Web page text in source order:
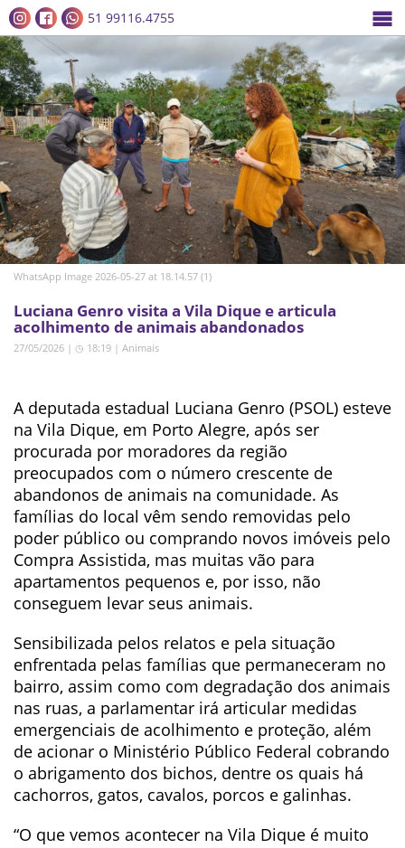
51 99116.4755
WhatsApp Image 2026-05-27 at 18.14.57 (1)
Luciana Genro visita a Vila Dique e articula
acolhimento de animais abandonados
27/05/2026 | ◷ 18:19 | Animais
A deputada estadual Luciana Genro (PSOL) esteve
na Vila Dique, em Porto Alegre, após ser
procurada por moradores da região
preocupados com o número crescente de
abandonos de animais na comunidade. As
famílias do local vêm sendo removidas pelo
poder público ou comprando novos imóveis pelo
Compra Assistida, mas muitas vão para
apartamentos pequenos e, por isso, não
conseguem levar seus animais.
Sensibilizada pelos relatos e pela situação
enfrentada pelas famílias que permaneceram no
bairro, assim como com degradação dos animais
nas ruas, a parlamentar irá articular medidas
emergenciais de acolhimento e proteção, além
de acionar o Ministério Público Federal cobrando
o abrigamento dos bichos, dentre os quais há
cachorros, gatos, cavalos, porcos e galinhas.
“O que vemos acontecer na Vila Dique é muito